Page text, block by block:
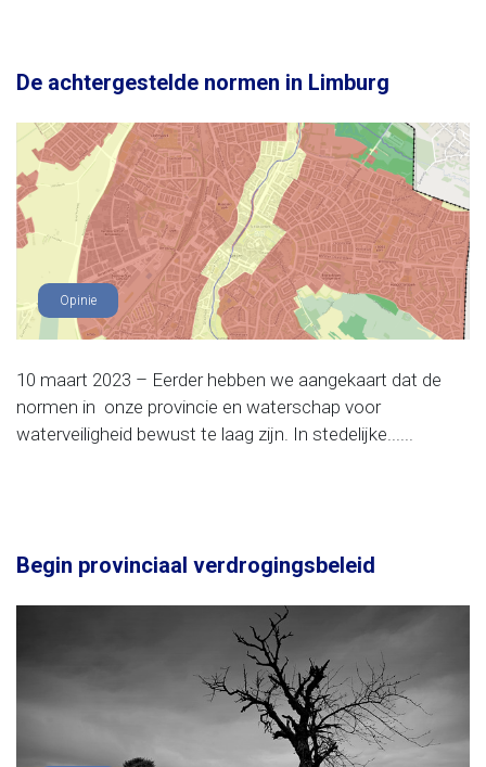
De achtergestelde normen in Limburg
Opinie
10 maart 2023 – Eerder hebben we aangekaart dat de
normen in onze provincie en waterschap voor
waterveiligheid bewust te laag zijn. In stedelijke......
Begin provinciaal verdrogingsbeleid